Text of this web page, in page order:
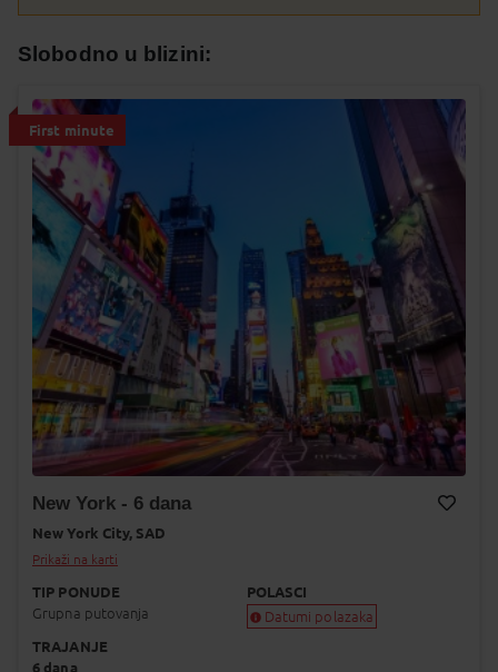
Slobodno u blizini:
First minute
New York - 6 dana
New York City, SAD
Prikaži na karti
TIP PONUDE
Grupna putovanja
POLASCI
Datumi polazaka
TRAJANJE
6 dana